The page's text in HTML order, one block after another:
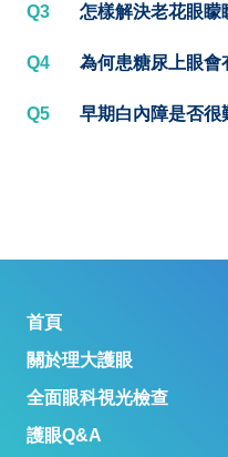
Q3 怎樣解決老花眼矇
Q4 為何患糖尿上眼會
Q5 早期白內障是否很
首頁
關於理大護眼
全面眼科視光檢查
護眼Q&A